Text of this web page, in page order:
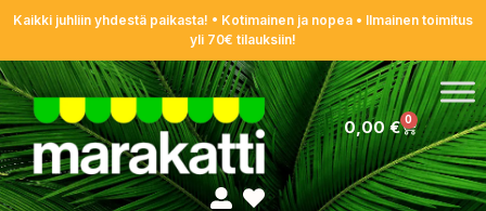
Kaikki juhliin yhdestä paikasta! • Kotimainen ja nopea • Ilmainen toimitus
yli 70€ tilauksiin!
0,00€ 0